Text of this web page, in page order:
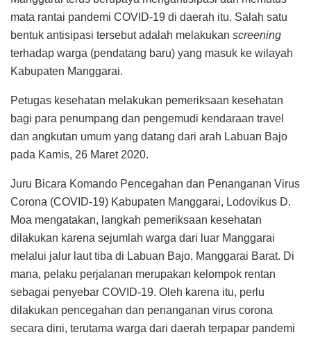
mata rantai pandemi COVID-19 di daerah itu. Salah satu
bentuk antisipasi tersebut adalah melakukan screening
terhadap warga (pendatang baru) yang masuk ke wilayah
Kabupaten Manggarai.
Petugas kesehatan melakukan pemeriksaan kesehatan
bagi para penumpang dan pengemudi kendaraan travel
dan angkutan umum yang datang dari arah Labuan Bajo
pada Kamis, 26 Maret 2020.
Juru Bicara Komando Pencegahan dan Penanganan Virus
Corona (COVID-19) Kabupaten Manggarai, Lodovikus D.
Moa mengatakan, langkah pemeriksaan kesehatan
dilakukan karena sejumlah warga dari luar Manggarai
melalui jalur laut tiba di Labuan Bajo, Manggarai Barat. Di
mana, pelaku perjalanan merupakan kelompok rentan
sebagai penyebar COVID-19. Oleh karena itu, perlu
dilakukan pencegahan dan penanganan virus corona
secara dini, terutama warga dari daerah terpapar pandemi